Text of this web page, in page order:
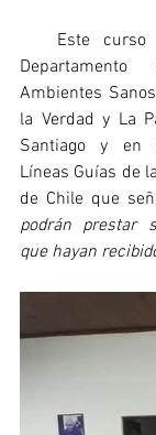
Ambientes
la Verdad y La
Santiago y en
Líneas Guías de
de Chile que
podrán prestar
que hayan